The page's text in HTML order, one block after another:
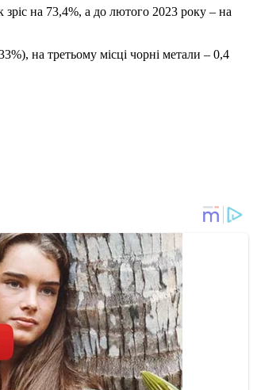
на 73,4%, а до лютого 2023 року – на
на третьому місці чорні метали – 0,4